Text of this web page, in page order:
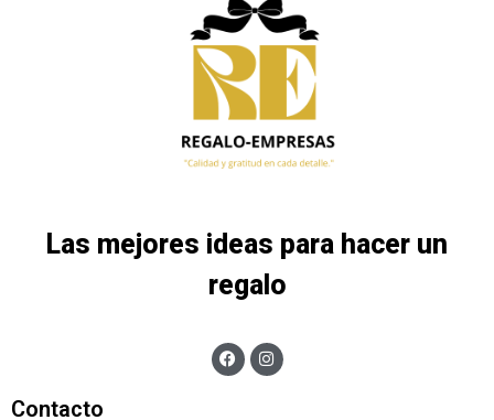
Las mejores ideas para hacer un
regalo
Contacto